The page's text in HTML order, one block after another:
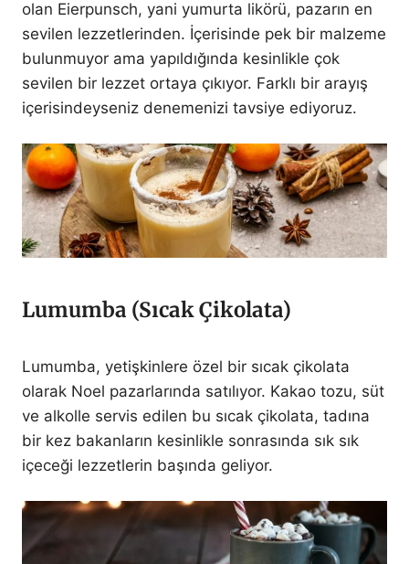
olan Eierpunsch, yani yumurta likörü, pazarın en
sevilen lezzetlerinden. İçerisinde pek bir malzeme
bulunmuyor ama yapıldığında kesinlikle çok
sevilen bir lezzet ortaya çıkıyor. Farklı bir arayış
içerisindeyseniz denemenizi tavsiye ediyoruz.
Lumumba (Sıcak Çikolata)
Lumumba, yetişkinlere özel bir sıcak çikolata
olarak Noel pazarlarında satılıyor. Kakao tozu, süt
ve alkolle servis edilen bu sıcak çikolata, tadına
bir kez bakanların kesinlikle sonrasında sık sık
içeceği lezzetlerin başında geliyor.